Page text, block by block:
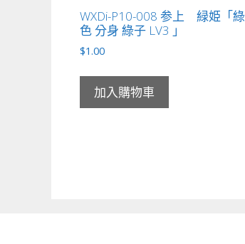
WXDi-P10-008 参上 緑姫「綠
色 分身 綠子 LV3 」
$1.00
加入購物車